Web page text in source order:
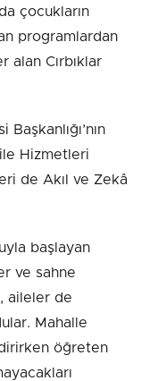
çocukların
programlardan
alan Cırbıklar
Hizmetleri
de Akıl ve Zekâ
başlayan
ve sahne
aileler de
Mahalle
öğreten